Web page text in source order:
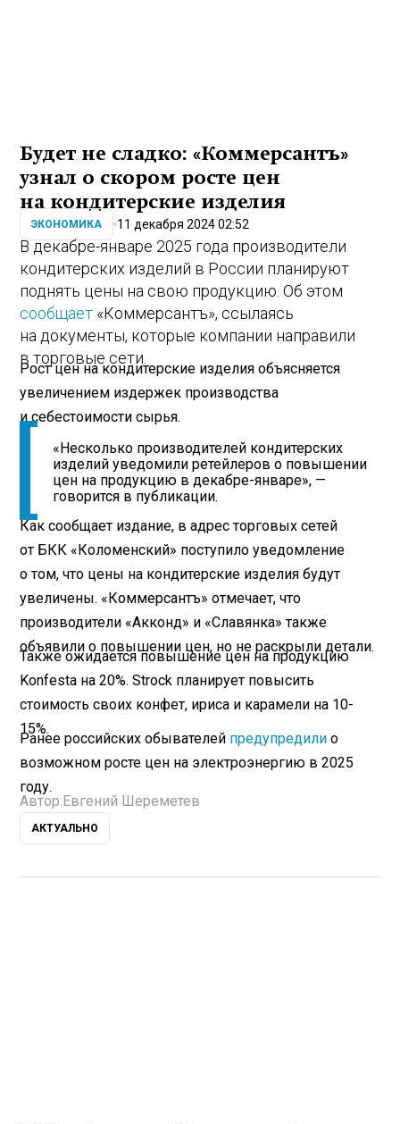
Будет не сладко: «Коммерсантъ»
узнал о скором росте цен
на кондитерские изделия
ЭКОНОМИКА 11 декабря 2024 02:52
В декабре-январе 2025 года производители
кондитерских изделий в России планируют
поднять цены на свою продукцию. Об этом
сообщает «Коммерсантъ», ссылаясь
на документы, которые компании направили
в торговые сети.
Рост цен на кондитерские изделия объясняется
увеличением издержек производства
и себестоимости сырья.
«Несколько производителей кондитерских
изделий уведомили ретейлеров о повышении
цен на продукцию в декабре-январе», —
говорится в публикации.
Как сообщает издание, в адрес торговых сетей
от БКК «Коломенский» поступило уведомление
о том, что цены на кондитерские изделия будут
увеличены. «Коммерсантъ» отмечает, что
производители «Акконд» и «Славянка» также
объявили о повышении цен, но не раскрыли детали.
Также ожидается повышение цен на продукцию
Konfesta на 20%. Strock планирует повысить
стоимость своих конфет, ириса и карамели на 10-
15%.
Ранее российских обывателей предупредили о
возможном росте цен на электроэнергию в 2025
году.
Автор: Евгений Шереметев
АКТУАЛЬНО